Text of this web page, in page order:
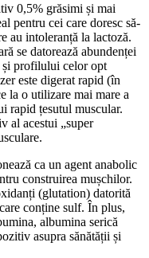
0,5% grăsimi și mai
pentru cei care doresc să-
au intoleranță la lactoză.
se datorează abundenței
profilului celor opt
este digerat rapid (în
la o utilizare mai mare a
rapid țesutul muscular.
al acestui „super
ca un agent anabolic
construirea mușchilor.
(glutation) datorită
conține sulf. În plus,
albumina serică
asupra sănătății și